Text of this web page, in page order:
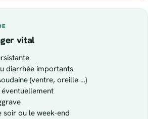
vital
diarrhée importants
(ventre, oreille …)
soir ou le week-end